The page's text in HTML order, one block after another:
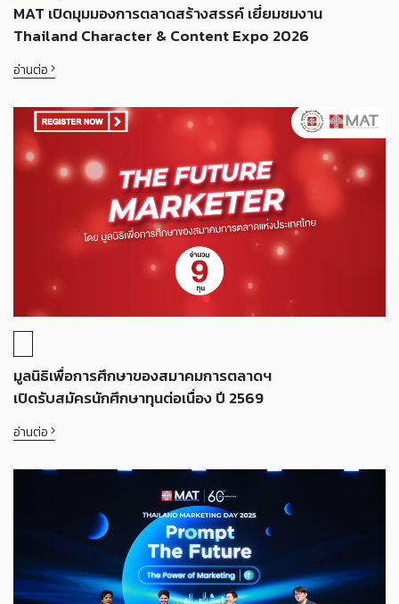
MAT เปิดมุมมองการตลาดสร้างสรรค์ เยี่ยมชมงาน
Thailand Character & Content Expo 2026
อ่านต่อ
มูลนิธิเพื่อการศึกษาของสมาคมการตลาดฯ
เปิดรับสมัครนักศึกษาทุนต่อเนื่อง ปี 2569
อ่านต่อ